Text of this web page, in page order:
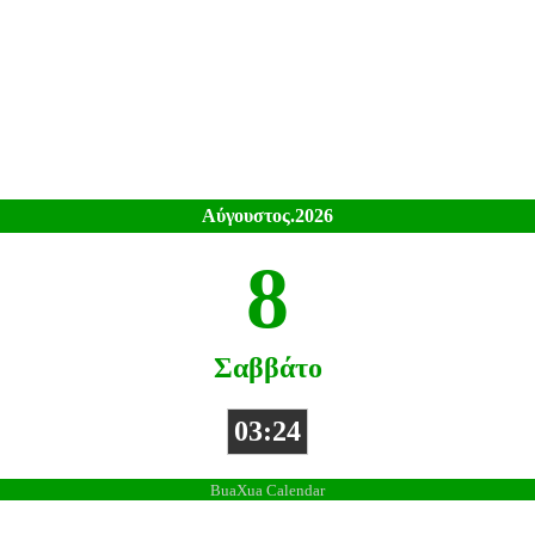
Αύγουστος.2026
8
Σαββάτο
03:24
BuaXua Calendar